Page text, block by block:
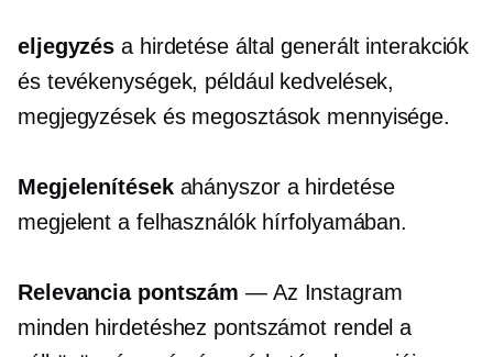
eljegyzés a hirdetése által generált interakciók
és tevékenységek, például kedvelések,
megjegyzések és megosztások mennyisége.
Megjelenítésekahányszor a hirdetése
megjelent a felhasználók hírfolyamában.
Relevancia pontszám — Az Instagram
minden hirdetéshez pontszámot rendel a